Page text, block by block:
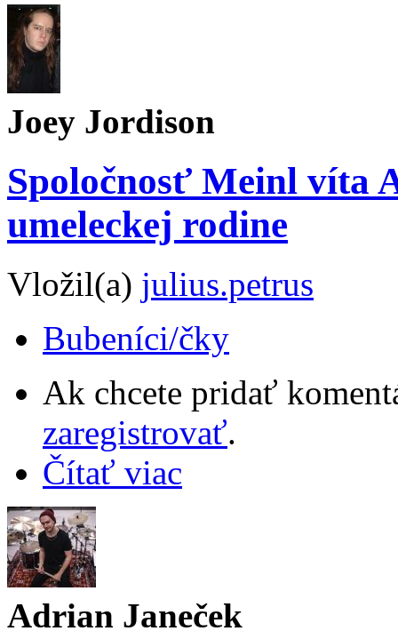
Joey Jordison
Spoločnosť Meinl víta
umeleckej rodine
Vložil(a) julius.petrus
Bubeníci/čky
Ak chcete pridať
zaregistrovať.
Čítať viac
Adrian Janeček